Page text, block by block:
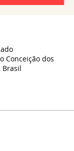
Conceição dos
Brasil